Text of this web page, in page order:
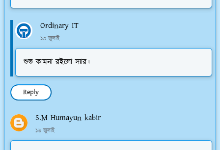
Ordinary IT
১৩ জুলাই
শুভ কামনা রইলো স্যার।
Reply
S.M Humayun kabir
১৬ জুলাই